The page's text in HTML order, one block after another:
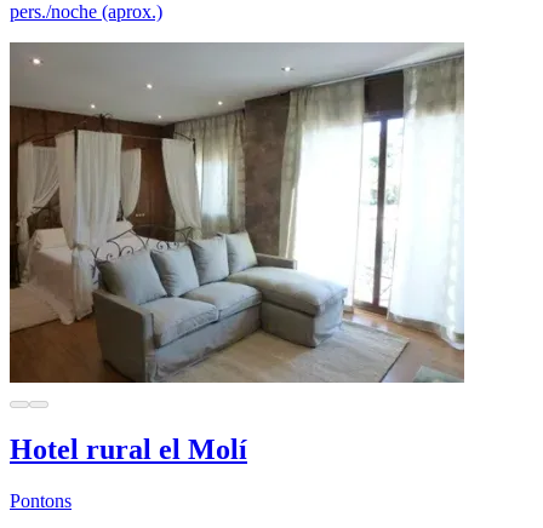
pers./noche (aprox.)
Hotel rural el Molí
Pontons